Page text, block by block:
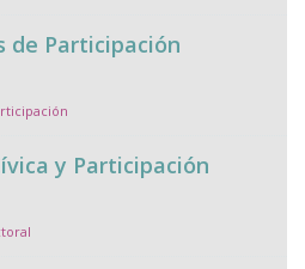
de Participación
y Participación